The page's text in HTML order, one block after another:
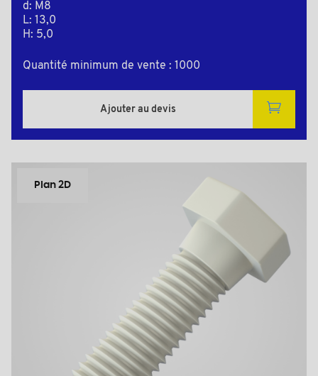
d: M8
L: 13,0
H: 5,0
Quantité minimum de vente : 1000
Ajouter au devis
Plan 2D